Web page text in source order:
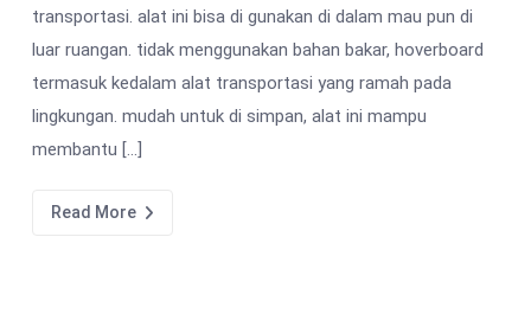
transportasi. alat ini bisa di gunakan di dalam mau pun di
luar ruangan. tidak menggunakan bahan bakar, hoverboard
termasuk kedalam alat transportasi yang ramah pada
lingkungan. mudah untuk di simpan, alat ini mampu
membantu […]
Read More